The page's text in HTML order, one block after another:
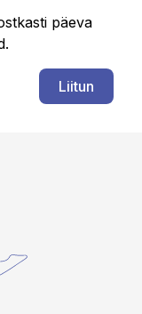
päeva
Liitun